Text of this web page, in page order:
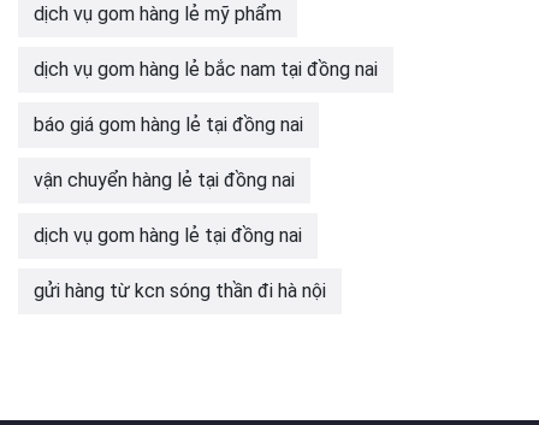
dịch vụ gom hàng lẻ mỹ phẩm
dịch vụ gom hàng lẻ bắc nam tại đồng nai
báo giá gom hàng lẻ tại đồng nai
vận chuyển hàng lẻ tại đồng nai
dịch vụ gom hàng lẻ tại đồng nai
gửi hàng từ kcn sóng thần đi hà nội